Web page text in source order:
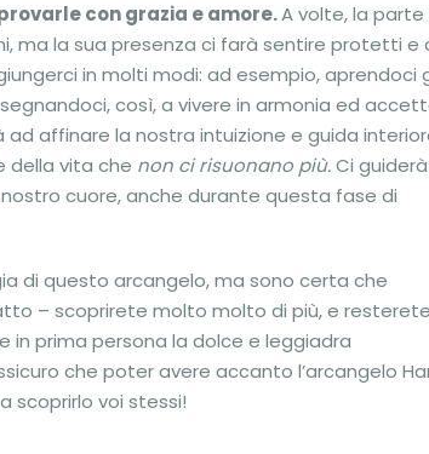
con grazia e amore.A volte, la parte
ma la sua presenza ci farà sentire protetti e
in molti modi: ad esempio, aprendoci
così, a vivere in armonia ed
affinare la nostra intuizione e guida
della vita che non ci risuonano più.Ci
cuore, anche durante questa fase di
di questo arcangelo, ma sono certa che
– scoprirete molto molto di più, e resterete
in prima persona la dolce e leggiadra
che poter avere accanto l’arcangelo
scoprirlo voi stessi!